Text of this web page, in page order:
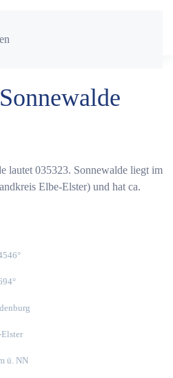
lautet 035323. Sonnewalde liegt im
Elbe-Elster) und hat ca.
ü. NN